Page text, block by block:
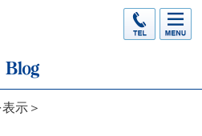
表示＞